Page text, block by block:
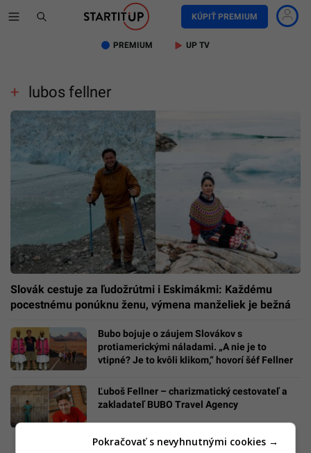
KÚPIŤ PREMIUM
PREMIUM UP TV
lubos fellner
Slovák cestuje za ľudožrútmi i Eskimákmi: Každému
pocestnému ponúknu ženu, výmena manželiek je bežná
Bubo bojuje o záujem Slovákov s
protiamerickými náladami. „A nie je to
vtipné? Je to kvôli klikom,“ hovorí šéf Fellner
Ľuboš Fellner – charizmatický cestovateľ a
zakladateľ BUBO Travel Agency
Pokračovať s nevyhnutnými cookies →